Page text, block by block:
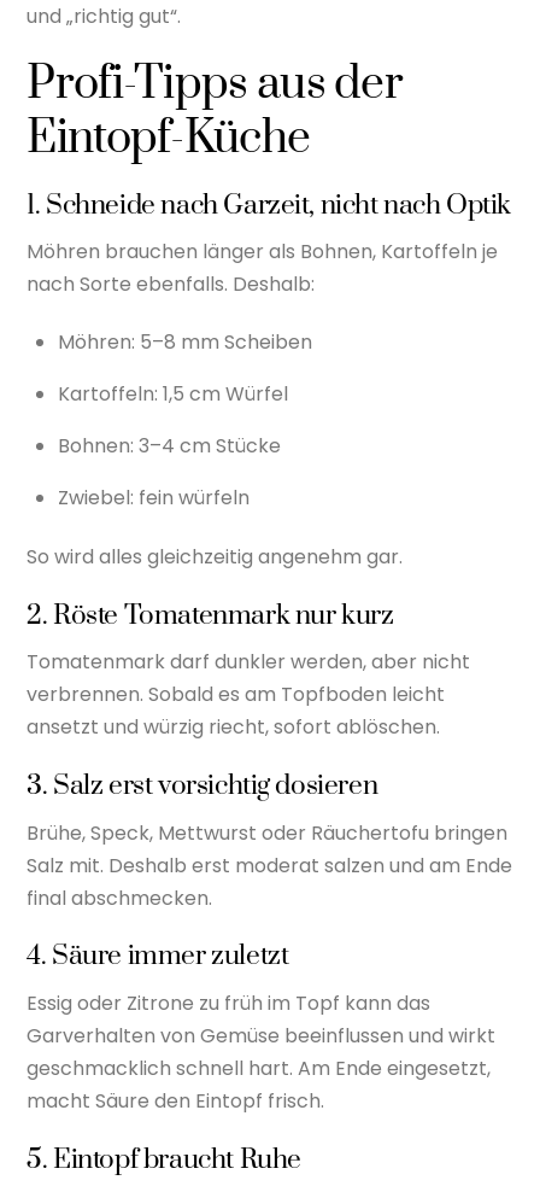
und „richtig gut“.
Profi-Tipps aus der
Eintopf-Küche
1. Schneide nach Garzeit, nicht nach Optik
Möhren brauchen länger als Bohnen, Kartoffeln je
nach Sorte ebenfalls. Deshalb:
Möhren: 5–8 mm Scheiben
Kartoffeln: 1,5 cm Würfel
Bohnen: 3–4 cm Stücke
Zwiebel: fein würfeln
So wird alles gleichzeitig angenehm gar.
2. Röste Tomatenmark nur kurz
Tomatenmark darf dunkler werden, aber nicht
verbrennen. Sobald es am Topfboden leicht
ansetzt und würzig riecht, sofort ablöschen.
3. Salz erst vorsichtig dosieren
Brühe, Speck, Mettwurst oder Räuchertofu bringen
Salz mit. Deshalb erst moderat salzen und am Ende
final abschmecken.
4. Säure immer zuletzt
Essig oder Zitrone zu früh im Topf kann das
Garverhalten von Gemüse beeinflussen und wirkt
geschmacklich schnell hart. Am Ende eingesetzt,
macht Säure den Eintopf frisch.
5. Eintopf braucht Ruhe